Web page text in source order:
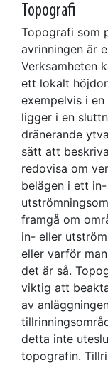
Topografi
Topografi som
avrinningen är
Verksamheten
ett lokalt
exempelvis i
ligger i en
dränerande
sätt att
redovisa om
belägen i ett
framgå om
in- eller
eller varför
det är så.
viktig att
av
detta inte
topografin.